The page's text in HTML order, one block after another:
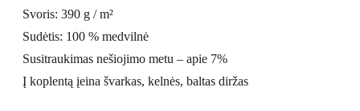
Svoris: 390 g / m²
Sudėtis: 100 % medvilnė
Susitraukimas nešiojimo metu – apie 7%
Į koplentą įeina švarkas, kelnės, baltas diržas